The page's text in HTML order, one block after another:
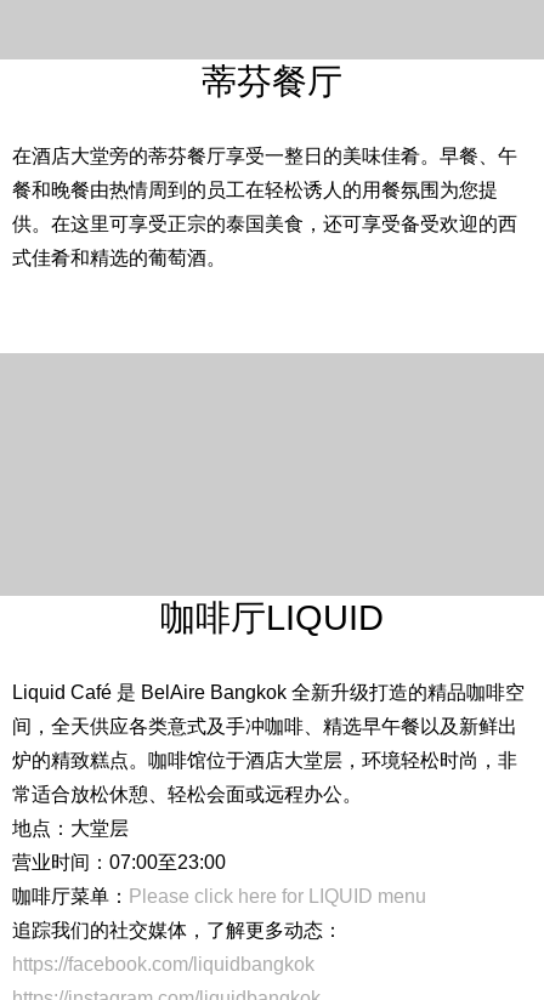
英语
体中文
蒂芬餐厅
在酒店大堂旁的蒂芬餐厅享受一整日的美味佳肴。早餐、午
餐和晚餐由热情周到的员工在轻松诱人的用餐氛围为您提
供。在这里可享受正宗的泰国美食，还可享受备受欢迎的西
式佳肴和精选的葡萄酒。
咖啡厅LIQUID
Liquid Café 是 BelAire Bangkok 全新升级打造的精品咖啡空
间，全天供应各类意式及手冲咖啡、精选早午餐以及新鲜出
炉的精致糕点。咖啡馆位于酒店大堂层，环境轻松时尚，非
常适合放松休憩、轻松会面或远程办公。
地点：大堂层
营业时间：07:00至23:00
咖啡厅菜单： Please click here for LIQUID menu
追踪我们的社交媒体，了解更多动态：
https://facebook.com/liquidbangkok